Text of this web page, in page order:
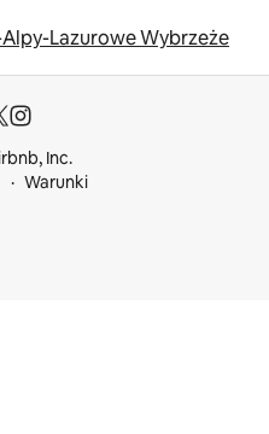
Lazurowe Wybrzeże
Inc.
Warunki